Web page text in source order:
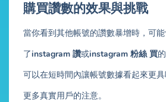
購買讚數的效果與挑戰
當你看到其他帳號的讚數暴增時，可
了instagram 讚或instagram 粉絲 買
可以在短時間內讓帳號數據看起來更
更多真實用戶的注意。